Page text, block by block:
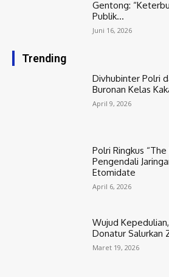
Gentong:
Publik...
Juni 16, 2026
Trending
Divhubinter Polri
Buronan Kelas
April 9, 2026
Polri Ringkus
Pengendali
Etomidate
April 6, 2026
Wujud
Donatur Salurkan
Maret 19, 2026